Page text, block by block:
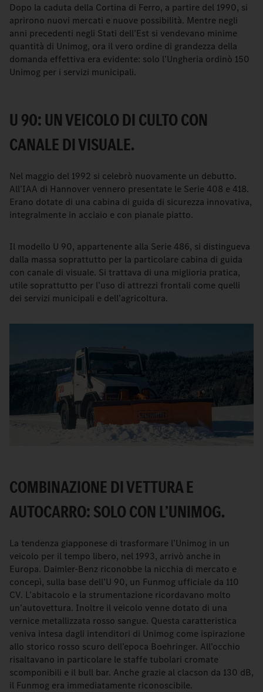
Dopo la caduta della Cortina di Ferro, a partire del 1990, si
aprirono nuovi mercati e nuove possibilità. Mentre negli
anni precedenti negli Stati dell’Est si vendevano minime
quantità di Unimog, ora il vero ordine di grandezza della
domanda effettiva era evidente: solo l’Ungheria ordinò 150
Unimog per i servizi municipali.
U 90: UN VEICOLO DI CULTO CON
CANALE DI VISUALE.
Nel maggio del 1992 si celebrò nuovamente un debutto.
All’IAA di Hannover vennero presentate le Serie 408 e 418.
Erano dotate di una cabina di guida di sicurezza innovativa,
integralmente in acciaio e con pianale piatto.
Il modello U 90, appartenente alla Serie 486, si distingueva
dalla massa soprattutto per la particolare cabina di guida
con canale di visuale. Si trattava di una miglioria pratica,
utile soprattutto per l’uso di attrezzi frontali come quelli
dei servizi municipali e dell’agricoltura.
COMBINAZIONE DI VETTURA E
AUTOCARRO: SOLO CON L’UNIMOG.
La tendenza giapponese di trasformare l’Unimog in un
veicolo per il tempo libero, nel 1993, arrivò anche in
Europa. Daimler-Benz riconobbe la nicchia di mercato e
concepì, sulla base dell’U 90, un Funmog ufficiale da 110
CV. L’abitacolo e la strumentazione ricordavano molto
un’autovettura. Inoltre il veicolo venne dotato di una
vernice metallizzata rosso sangue. Questa caratteristica
veniva intesa dagli intenditori di Unimog come ispirazione
allo storico rosso scuro dell’epoca Boehringer. All’occhio
risaltavano in particolare le staffe tubolari cromate
scomponibili e il bull bar. Anche grazie al clacson da 130 dB,
il Funmog era immediatamente riconoscibile.